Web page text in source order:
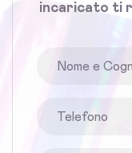
incaricato ti